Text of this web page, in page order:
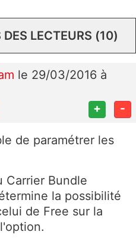
LECTEURS (10)
le 29/03/2016 à
+ -
de paramétrer les
Carrier Bundle
la possibilité
de Free sur la